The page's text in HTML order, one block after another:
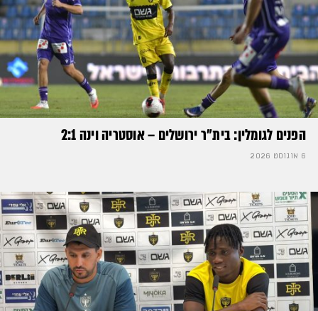
הפנים לגומלין: בית״ר ירושלים – אוסטריה וינה 2:1
6 אוגוסט 2026